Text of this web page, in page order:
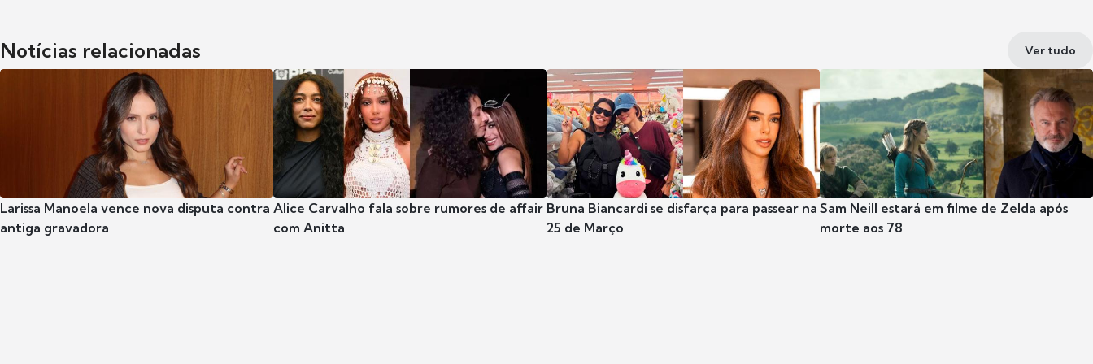
Notícias relacionadas Ver tudo
Larissa Manoela vence nova disputa contra
antiga gravadora
Alice Carvalho fala sobre rumores de affair
com Anitta
Bruna Biancardi se disfarça para passear na
25 de Março
Sam Neill estará em filme de Zelda após
morte aos 78